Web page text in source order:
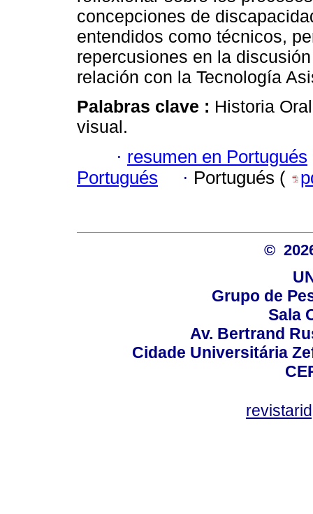
concepciones de
entendidos como técnicos,
repercusiones en la
relación con la Tecnología
Palabras clave : Historia
visual.
· resumen en Portugués
Portugués
· Portugués (
©
Grupo de
Sala
Av. Bertrand
Cidade Universitária